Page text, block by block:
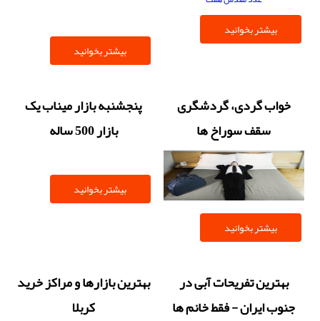
بیشتر بخوانید
بیشتر بخوانید
خواب گردی، گردشگری
سقف سوراخ ها
بیشتر بخوانید
پنجشنبه بازار میناب یک
بازار 500 ساله
بیشتر بخوانید
بهترین تفریحات آبی در
جنوب ایران - فقط خانم ها
بهترین بازارها و مراکز خرید
کربلا